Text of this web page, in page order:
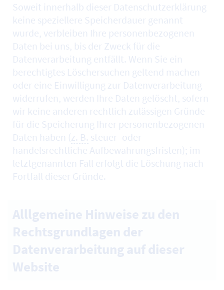
Soweit innerhalb dieser Datenschutzerklärung
keine speziellere Speicherdauer genannt
wurde, verbleiben Ihre personenbezogenen
Daten bei uns, bis der Zweck für die
Datenverarbeitung entfällt. Wenn Sie ein
berechtigtes Löschersuchen geltend machen
oder eine Einwilligung zur Datenverarbeitung
widerrufen, werden Ihre Daten gelöscht, sofern
wir keine anderen rechtlich zulässigen Gründe
für die Speicherung Ihrer personenbezogenen
Daten haben (z. B. steuer- oder
handelsrechtliche Aufbewahrungsfristen); im
letztgenannten Fall erfolgt die Löschung nach
Fortfall dieser Gründe.